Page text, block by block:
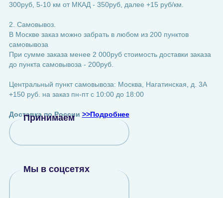
300руб, 5-10 км от МКАД - 350руб, далее +15 руб/км.
2. Самовывоз.
В Москве заказ можно забрать в любом из 200 пунктов
самовывоза
При сумме заказа менее 2 000руб стоимость доставки заказа
до пункта самовывоза - 200руб.
Центральный пункт самовывоза: Москва, Нагатинская, д. 3А
+150 руб. на заказ пн-пт с 10:00 до 18:00
Доставка по России >>Подробнее
Принимаем
Мы в соцсетях